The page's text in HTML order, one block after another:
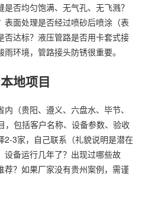
否均匀饱满、无气孔、无飞溅？
面处理是否经过喷砂后喷涂（表
否达标？液压管路是否用卡套式接
环境，管路接头防锈很重要。
地项目
（贵阳、遵义、六盘水、毕节、
，包括客户名称、设备参数、验收
2-3家，自己联系（礼貌说明是潜在
设备运行几年了？出现过哪些故
荐？如果厂家没有贵州案例，需谨